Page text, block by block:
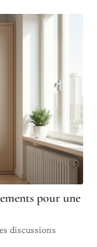
pour une
discussions